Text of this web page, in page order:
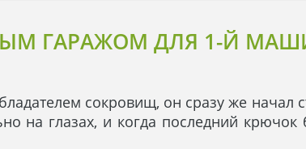
ГАРАЖОМ ДЛЯ 1-Й
сокровищ, он сразу же начал
на глазах, и когда последний крючок